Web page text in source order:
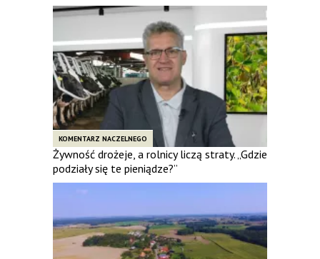
KOMENTARZ NACZELNEGO
Żywność drożeje, a rolnicy liczą straty. „Gdzie
podziały się te pieniądze?”